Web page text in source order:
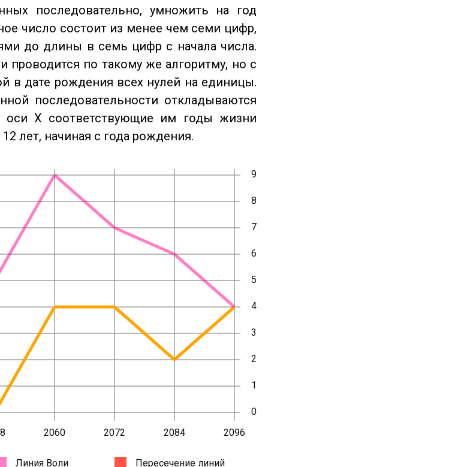
последовательно, умножить на год
число состоит из менее чем семи цифр,
до длины в семь цифр с начала числа.
проводится по такому же алгоритму, но с
в дате рождения всех нулей на единицы.
последовательности откладываются
X соответствующие им годы жизни
лет, начиная с года рождения.